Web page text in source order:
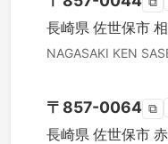
長崎県 佐世保市
NAGASAKI KEN
〒 857-0064 ⧉
長崎県 佐世保市